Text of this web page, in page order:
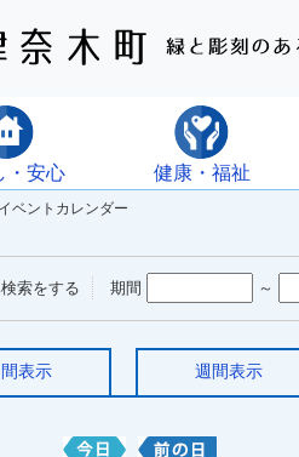
・安心 健康・福祉
ベントカレンダー
索をする 期間 ～
間表示 週間表示